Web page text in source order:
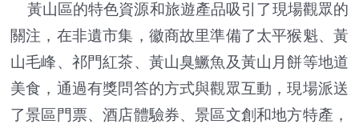
黃山區的特色資源和旅遊產品吸引了現場觀眾的
關注，在非遺市集，徽商故里準備了太平猴魁、黃
山毛峰、祁門紅茶、黃山臭鱖魚及黃山月餅等地道
美食，通過有獎問答的方式與觀眾互動，現場派送
了景區門票、酒店體驗券、景區文創和地方特產，